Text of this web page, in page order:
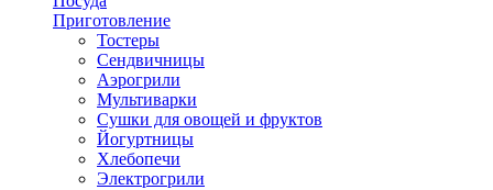
Приготовление
Тостеры
Сендвичницы
Аэрогрили
Мультиварки
Сушки для овощей и фруктов
Йогуртницы
Хлебопечи
Электрогрили